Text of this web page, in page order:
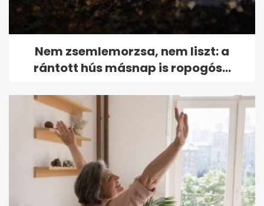
Nem zsemlemorzsa, nem liszt: a
rántott hús másnap is ropogós...